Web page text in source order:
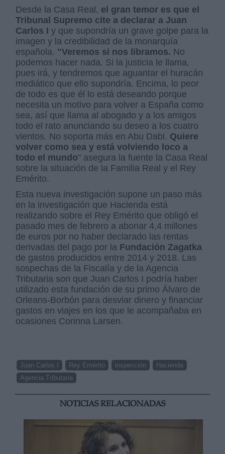
Desde la Casa Real, el gran temor es que el
Tribunal Supremo cite a declarar a Juan
Carlos I y que supondría un grave golpe para la
imagen y la credibilidad de la monarquía
española. "Veremos si nos libramos. No
podemos hacer nada. Si la justicia le llama,
pues irá, y tendremos que aguantar el huracán
mediático que ello supondría. Encima, lo peor
de todo es que él lo está deseando porque
necesita un motivo para volver a España como
sea, así que llama al abogado y a los amigos
todo el rato anunciando su deseo a los cuatro
vientos. No soporta más en Abu Dabi. Quiere
volver como sea y está volviendo loco a
todo el mundo" asegura la fuente la Casa Real
sobre la situación de la Familia Real y el Rey
Emérito.
Esta nueva investigación supone un paso más
en la investigación que Hacienda está
realizando sobre el Rey Emérito que obligó el
pasado mes de febrero a abonar 4,4 millones
de euros por no haber declarado las rentas
derivadas del pago por la Fundación Zagatka
de gastos producidos entre 2014 y 2018. Las
sospechas de la Fiscalía y de la Agencia
Tributaria son que Juan Carlos I podría haber
utilizado esta fundación de su primo Álvaro de
Orleans-Borbón para desviar dinero y financiar
gastos en viajes en los que le acompañaba en
ocasiones Corinna Larsen.
Juan Carlos I Rey Emérito inspección
Hacienda
Agencia Tributaria
NOTICIAS RELACIONADAS